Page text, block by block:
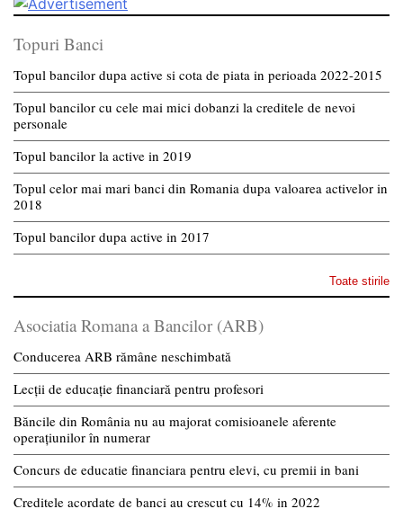
Topuri Banci
Topul bancilor dupa active si cota de piata in perioada 2022-2015
Topul bancilor cu cele mai mici dobanzi la creditele de nevoi
personale
Topul bancilor la active in 2019
Topul celor mai mari banci din Romania dupa valoarea activelor in
2018
Topul bancilor dupa active in 2017
Toate stirile
Asociatia Romana a Bancilor (ARB)
Conducerea ARB rămâne neschimbată
Lecții de educație financiară pentru profesori
Băncile din România nu au majorat comisioanele aferente
operațiunilor în numerar
Concurs de educatie financiara pentru elevi, cu premii in bani
Creditele acordate de banci au crescut cu 14% in 2022